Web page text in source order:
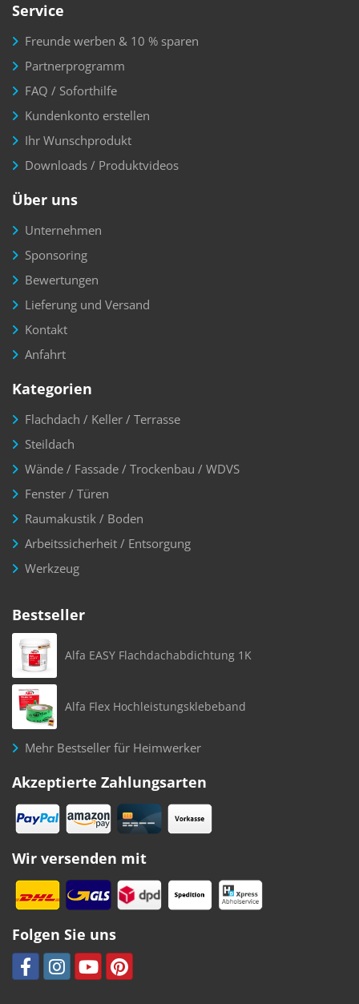
Service
Freunde werben & 10 % sparen
Partnerprogramm
FAQ / Soforthilfe
Kundenkonto erstellen
Ihr Wunschprodukt
Downloads / Produktvideos
Über uns
Unternehmen
Sponsoring
Bewertungen
Lieferung und Versand
Kontakt
Anfahrt
Kategorien
Flachdach / Keller / Terrasse
Steildach
Wände / Fassade / Trockenbau / WDVS
Fenster / Türen
Raumakustik / Boden
Arbeitssicherheit / Entsorgung
Werkzeug
Bestseller
Alfa EASY Flachdachabdichtung 1K
Alfa Flex Hochleistungsklebeband
Mehr Bestseller für Heimwerker
Akzeptierte Zahlungsarten
Wir versenden mit
Folgen Sie uns